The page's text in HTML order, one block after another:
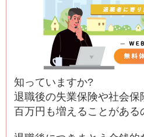
知っていますか?
退職後の失業保険や社会保
百万円も増えることがある